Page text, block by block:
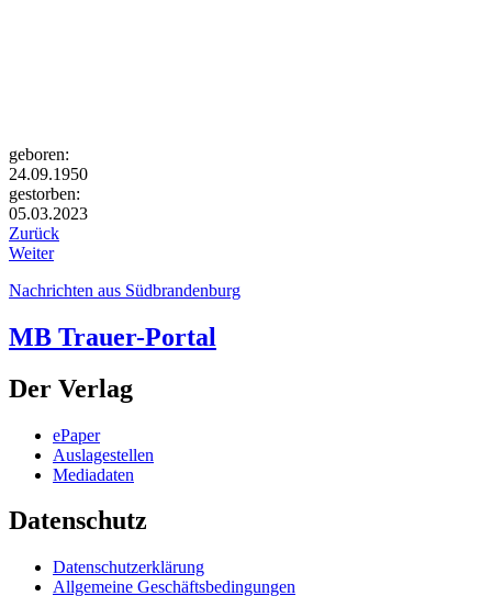
geboren:
24.09.1950
gestorben:
05.03.2023
Zurück
Weiter
Nachrichten aus Südbrandenburg
MB Trauer-Portal
Der Verlag
ePaper
Auslagestellen
Mediadaten
Datenschutz
Datenschutzerklärung
Allgemeine Geschäftsbedingungen